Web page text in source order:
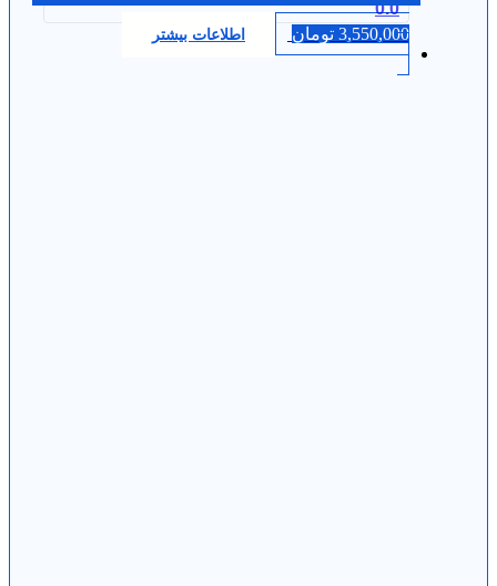
0.0
3,550,000 تومان اطلاعات بیشتر